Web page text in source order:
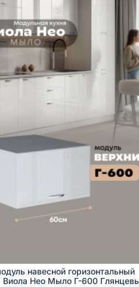
навесной горизонтальный
Виола Нео Мыло Г-600